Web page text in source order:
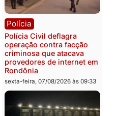
Polícia
Polícia Federal apreende
400 quilos de drogas e
prende motorista em RO
sexta-feira, 07/08/2026 às